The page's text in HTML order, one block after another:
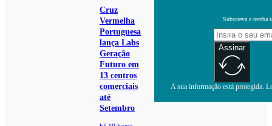
Cruz
Vermelha
Portuguesa
lança Labs
Geração
Futuro em
13 centros
comerciais
até
Setembro
Subscreva e receba
Assinar
A sua informação está protegida.